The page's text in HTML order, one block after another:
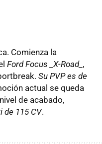
Comienza la
Ford Focus _X-Road_ ,
Su PVP es de
actual se queda
de acabado,
de 115 CV.